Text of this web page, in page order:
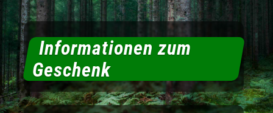
Informationen zum
Geschenk